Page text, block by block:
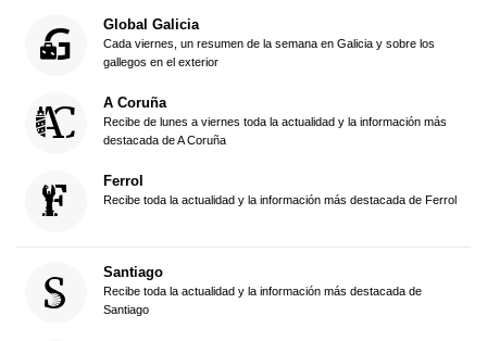
Global Galicia
Cada viernes, un resumen de la semana en Galicia y sobre los
gallegos en el exterior
A Coruña
Recibe de lunes a viernes toda la actualidad y la información más
destacada de A Coruña
Ferrol
Recibe toda la actualidad y la información más destacada de Ferrol
Santiago
Recibe toda la actualidad y la información más destacada de
Santiago